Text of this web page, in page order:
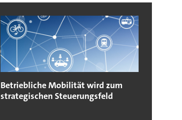
Betriebliche Mobilität wird zum
strategischen Steuerungsfeld